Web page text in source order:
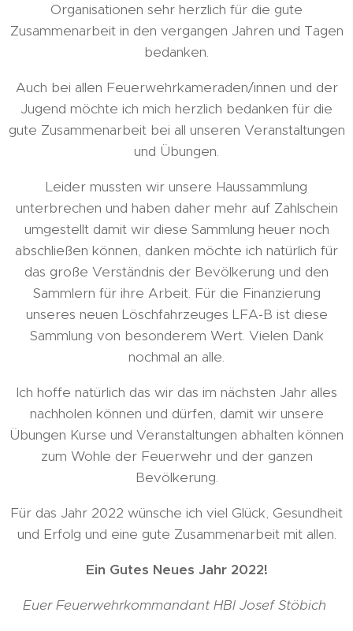
Organisationen sehr herzlich für die gute
Zusammenarbeit in den vergangen Jahren und Tagen
bedanken.
Auch bei allen Feuerwehrkameraden/innen und der
Jugend möchte ich mich herzlich bedanken für die
gute Zusammenarbeit bei all unseren Veranstaltungen
und Übungen.
Leider mussten wir unsere Haussammlung
unterbrechen und haben daher mehr auf Zahlschein
umgestellt damit wir diese Sammlung heuer noch
abschließen können, danken möchte ich natürlich für
das große Verständnis der Bevölkerung und den
Sammlern für ihre Arbeit. Für die Finanzierung
unseres neuen Löschfahrzeuges LFA-B ist diese
Sammlung von besonderem Wert. Vielen Dank
nochmal an alle.
Ich hoffe natürlich das wir das im nächsten Jahr alles
nachholen können und dürfen, damit wir unsere
Übungen Kurse und Veranstaltungen abhalten können
zum Wohle der Feuerwehr und der ganzen
Bevölkerung.
Für das Jahr 2022 wünsche ich viel Glück, Gesundheit
und Erfolg und eine gute Zusammenarbeit mit allen.
Ein Gutes Neues Jahr 2022!
Euer Feuerwehrkommandant HBI Josef Stöbich